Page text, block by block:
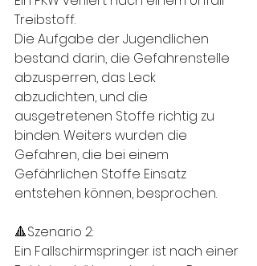
Treibstoff.
Die Aufgabe der Jugendlichen
bestand darin, die Gefahrenstelle
abzusperren, das Leck
abzudichten, und die
ausgetretenen Stoffe richtig zu
binden. Weiters wurden die
Gefahren, die bei einem
Gefährlichen Stoffe Einsatz
entstehen können, besprochen.
🔺Szenario 2:
Ein Fallschirmspringer ist nach einer